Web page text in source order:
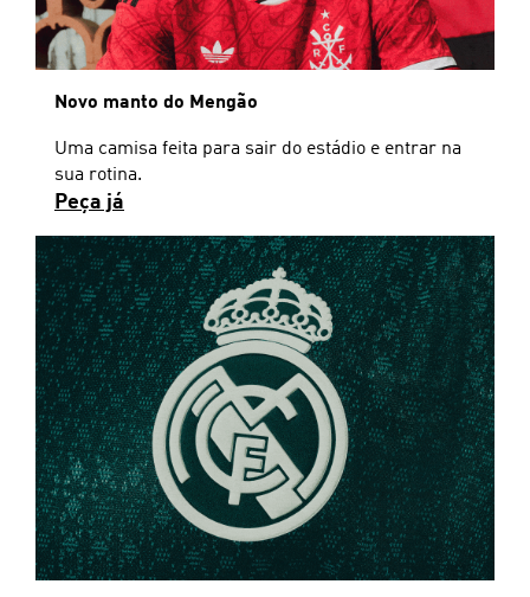
Novo manto do Mengão
Uma camisa feita para sair do estádio e entrar na
sua rotina.
Peça já